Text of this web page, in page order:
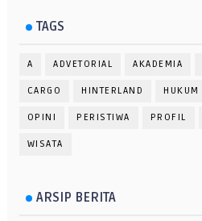
TAGS
A ADVETORIAL AKADEMIA
CARGO HINTERLAND HUKUM
OPINI PERISTIWA PROFIL
WISATA
ARSIP BERITA